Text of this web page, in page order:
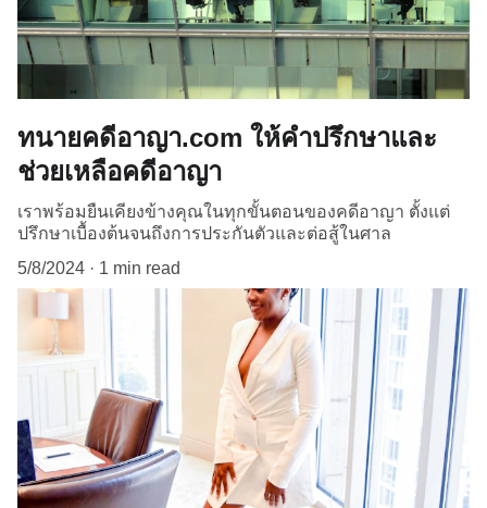
ทนายคดีอาญา.com ให้คำปรึกษาและ
ช่วยเหลือคดีอาญา
เราพร้อมยืนเคียงข้างคุณในทุกขั้นตอนของคดีอาญา ตั้งแต่
ปรึกษาเบื้องต้นจนถึงการประกันตัวและต่อสู้ในศาล
5/8/2024
1 min read